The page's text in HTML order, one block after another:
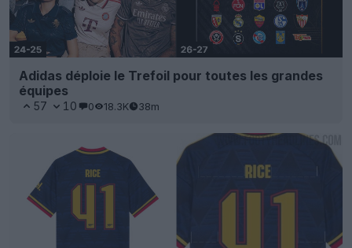
Adidas déploie le Trefoil pour toutes les grandes
équipes
57 10 0 18.3K 38m